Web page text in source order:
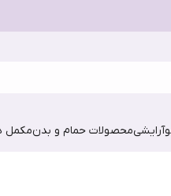
آرایشیمحصولات حمام و بدنمکمل